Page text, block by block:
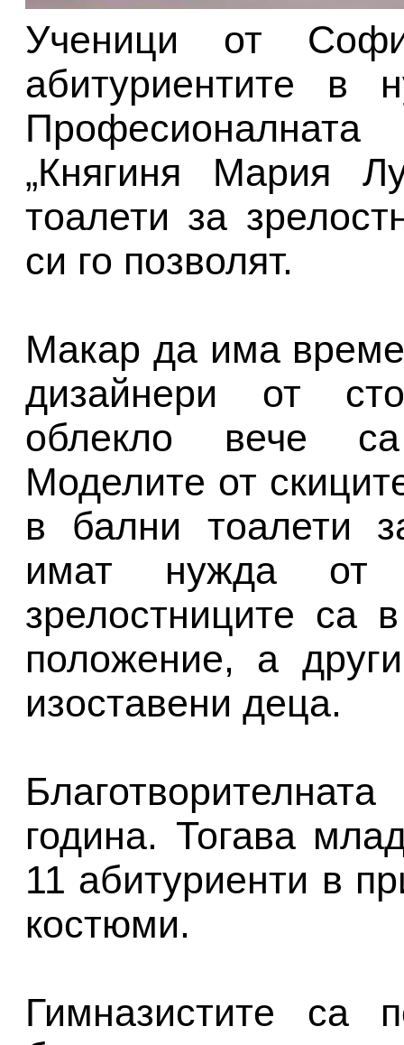
Ученици от
абитуриентите в
„Княгиня Мария
тоалети за
си го позволят.
Макар да има
дизайнери от
облекло вече
Моделите от
в бални тоалети
имат нужда от
зрелостниците са
положение, а
изоставени деца.
година. Тогава
11 абитуриенти в
костюми.
Гимназистите са